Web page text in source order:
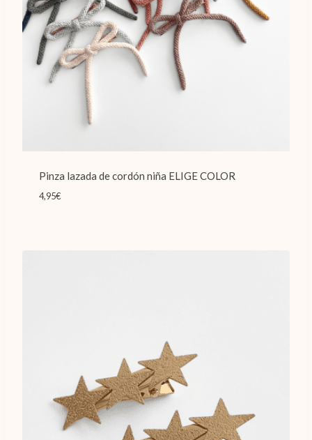
Pinza lazada de cordón niña ELIGE COLOR
4,95€